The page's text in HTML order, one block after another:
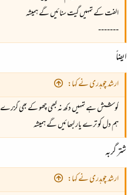
الفت کے تمہیں گیت سنائیں گے ہمیشہ
-------
ایضاً
ارشد چوہدری نے کہا:
کوشش ہے تمہیں دکھ نہ کبھی چھو کے بھی گزرے
ہم دل کو ترے یار لبھائیں گے ہمیشہ
شتر گربہ
ارشد چوہدری نے کہا: